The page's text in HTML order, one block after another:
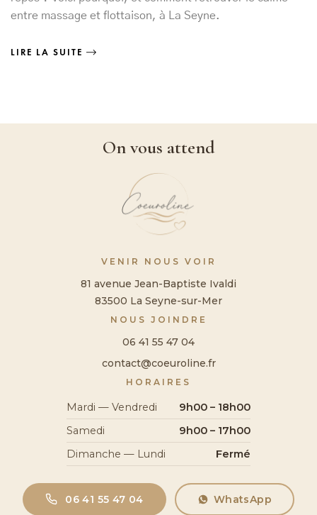
entre massage et flottaison, à La Seyne.
LIRE LA SUITE
On vous attend
VENIR NOUS VOIR
81 avenue Jean-Baptiste Ivaldi
83500 La Seyne-sur-Mer
NOUS JOINDRE
06 41 55 47 04
contact@coeuroline.fr
HORAIRES
Mardi — Vendredi
9h00 – 18h00
Samedi
9h00 – 17h00
Dimanche — Lundi
Fermé
06 41 55 47 04 WhatsApp